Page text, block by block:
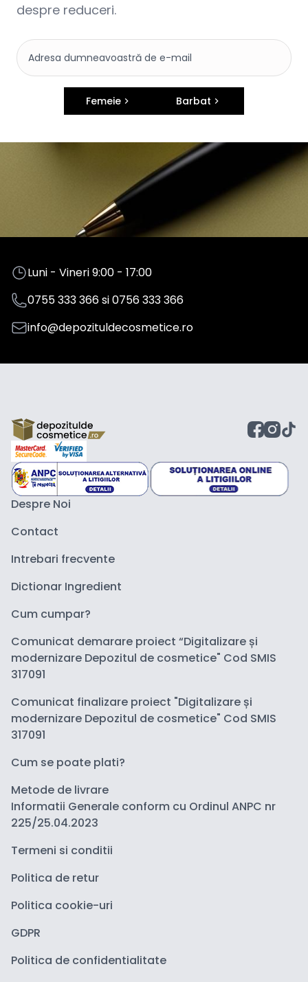
despre reduceri.
Femeie Barbat
Luni - Vineri 9:00 - 17:00
0755 333 366si0756 333 366
info@depozituldecosmetice.ro
Despre Noi
Contact
Intrebari frecvente
Dictionar Ingredient
Cum cumpar?
Comunicat demarare proiect “Digitalizare și
modernizare Depozitul de cosmetice" Cod SMIS
317091
Comunicat finalizare proiect "Digitalizare și
modernizare Depozitul de cosmetice" Cod SMIS
317091
Cum se poate plati?
Metode de livrare
Informatii Generale conform cu Ordinul ANPC nr
225/25.04.2023
Termeni si conditii
Politica de retur
Politica cookie-uri
GDPR
Politica de confidentialitate